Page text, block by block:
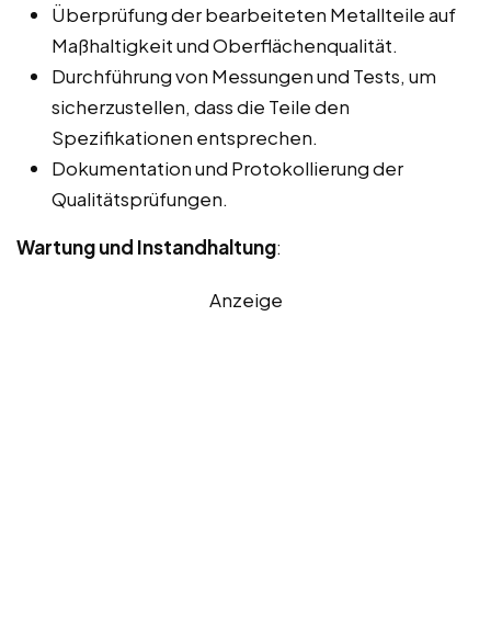
Überprüfung der bearbeiteten Metallteile auf
Maßhaltigkeit und Oberflächenqualität.
Durchführung von Messungen und Tests, um
sicherzustellen, dass die Teile den
Spezifikationen entsprechen.
Dokumentation und Protokollierung der
Qualitätsprüfungen.
Wartung und Instandhaltung:
Anzeige